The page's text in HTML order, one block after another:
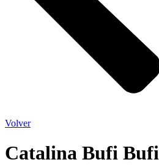
Volver
Catalina Bufi Bufi